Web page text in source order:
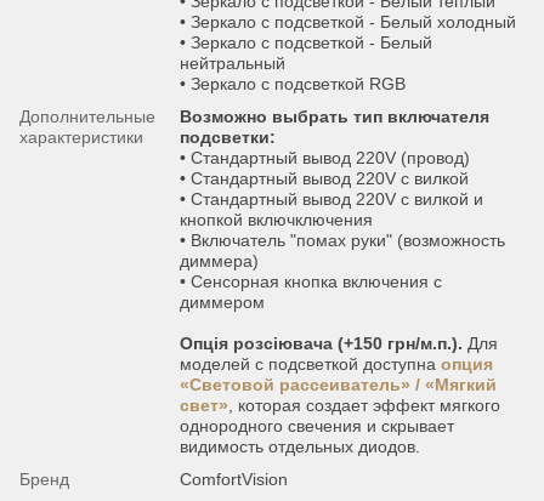
• Зеркало с подсветкой - Белый холодный
• Зеркало с подсветкой - Белый
нейтральный
• Зеркало с подсветкой RGB
Дополнительные
характеристики
Возможно выбрать тип включателя
подсветки:
• Стандартный вывод 220V (провод)
• Стандартный вывод 220V с вилкой
• Стандартный вывод 220V с вилкой и
кнопкой включключения
• Включатель "помах руки" (возможность
диммера)
• Сенсорная кнопка включения с
диммером
Опція розсіювача (+150 грн/м.п.). Для
моделей с подсветкой доступна опция
«Световой рассеиватель» / «Мягкий
свет», которая создает эффект мягкого
однородного свечения и скрывает
видимость отдельных диодов.
Бренд
ComfortVision